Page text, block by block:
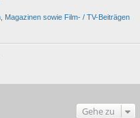
sowie Film- / TV-Beiträgen
Gehe zu